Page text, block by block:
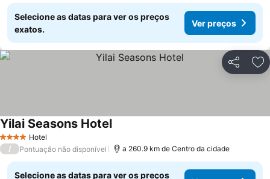
Selecione as datas para ver os preços
exatos.
Ver preços
Partilhar
4 EstrelasHotel
Yilai Seasons Hotel
/ Pontuação não disponível a 260.9 km de Centro da cidade
Selecione as datas para ver os preços